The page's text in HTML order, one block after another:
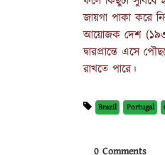
জায়গা পাকা করে
আয়োজক দেশ
দ্বারপ্রান্তে এসে
রাখতে পারে।
Brazil Portugal
0 Comments